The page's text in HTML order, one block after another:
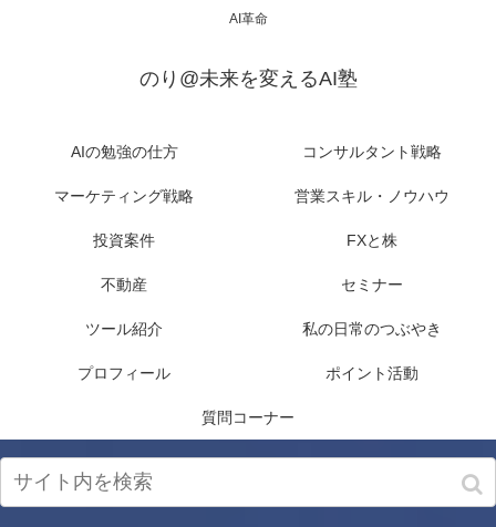
AI革命
のり@未来を変えるAI塾
AIの勉強の仕方 コンサルタント戦略
マーケティング戦略 営業スキル・ノウハウ
投資案件 FXと株
不動産 セミナー
ツール紹介 私の日常のつぶやき
プロフィール ポイント活動
質問コーナー